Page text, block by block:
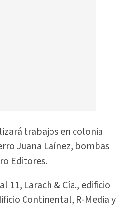
trabajos en colonia
Juana Laínez, bombas
Editores.
11, Larach & Cía., edificio
Continental, R-Media y